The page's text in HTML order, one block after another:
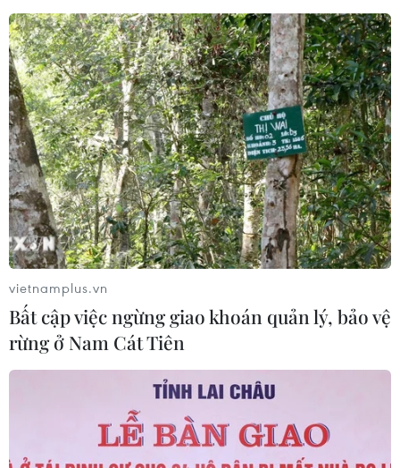
vietnamplus.vn
Bất cập việc ngừng giao khoán quản lý, bảo vệ
rừng ở Nam Cát Tiên